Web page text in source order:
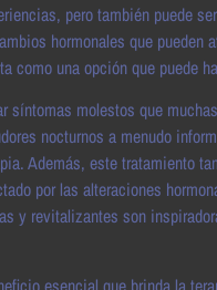
pero también puede
hormonales que
como una opción que puede
síntomas molestos que
nocturnos a menudo
Además, este tratamiento
por las alteraciones
y revitalizantes son